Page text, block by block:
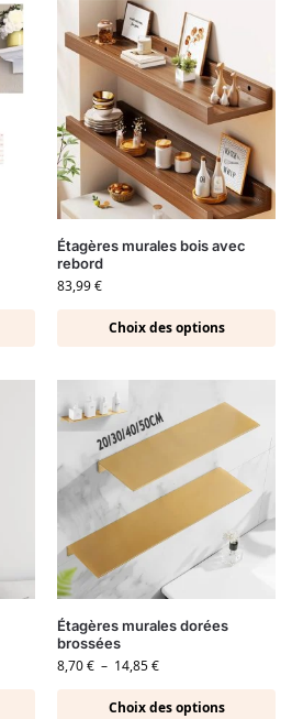
Étagères murales bois avec
rebord
83,99€
Choix des options
Étagères murales dorées
brossées
8,70€ – 14,85€
Choix des options